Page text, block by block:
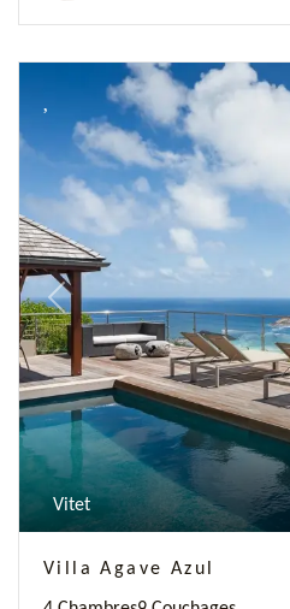
Previous
Vitet
Villa Agave Azul